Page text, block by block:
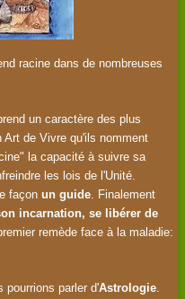
racine dans de nombreuses
un caractère des plus
de Vivre qu'ils nomment
la capacité à suivre sa
les lois de l'Unité.
façon un guide. Finalement
incarnation, se libérer de
remède face à la maladie:
pourrions parler d'Astrologie.